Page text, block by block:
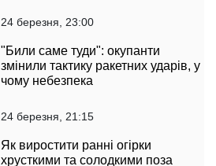
24 березня, 23:00
"Били саме туди": окупанти
змінили тактику ракетних ударів, у
чому небезпека
24 березня, 21:15
Як виростити ранні огірки
хрусткими та солодкими поза